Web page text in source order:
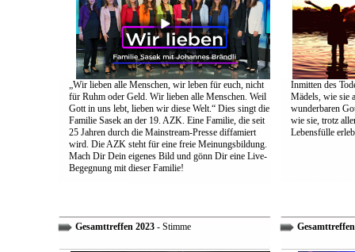
„Wir lieben alle Menschen, wir leben für euch, nicht
für Ruhm oder Geld. Wir lieben alle Menschen. Weil
Gott in uns lebt, lieben wir diese Welt.“ Dies singt die
Familie Sasek an der 19. AZK. Eine Familie, die seit
25 Jahren durch die Mainstream-Presse diffamiert
wird. Die AZK steht für eine freie Meinungsbildung.
Mach Dir Dein eigenes Bild und gönn Dir eine Live-
Begegnung mit dieser Familie!
Inmitten des
Mädels, wie sie
wunderbaren
wie sie, trotz
Lebensfülle
Gesamttreffen 2023- Stimme